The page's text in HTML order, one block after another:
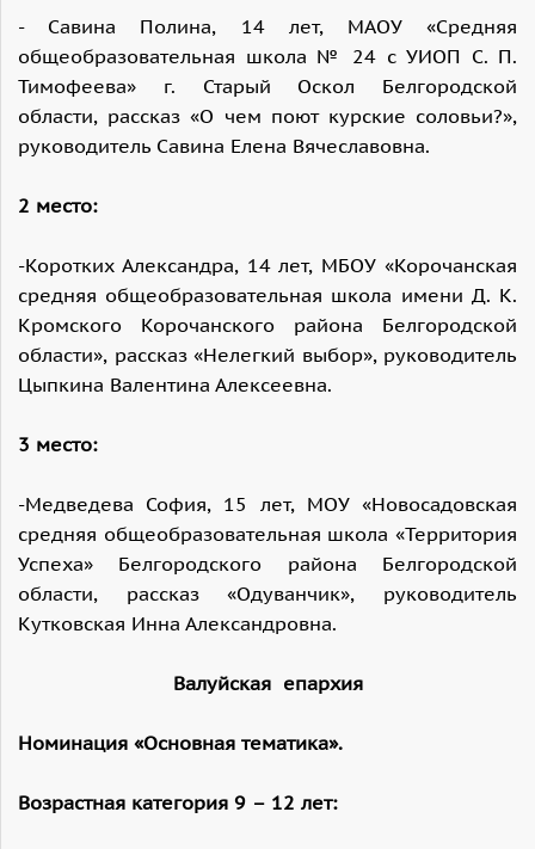
- Савина Полина, 14 лет, МАОУ «Средняя
общеобразовательная школа № 24 с УИОП С. П.
Тимофеева» г. Старый Оскол Белгородской
области, рассказ «О чем поют курские соловьи?»,
руководитель Савина Елена Вячеславовна.
2 место:
-Коротких Александра, 14 лет, МБОУ «Корочанская
средняя общеобразовательная школа имени Д. К.
Кромского Корочанского района Белгородской
области», рассказ «Нелегкий выбор», руководитель
Цыпкина Валентина Алексеевна.
3 место:
-Медведева София, 15 лет, МОУ «Новосадовская
средняя общеобразовательная школа «Территория
Успеха» Белгородского района Белгородской
области, рассказ «Одуванчик», руководитель
Кутковская Инна Александровна.
Валуйская епархия
Номинация «Основная тематика».
Возрастная категория 9 – 12 лет: